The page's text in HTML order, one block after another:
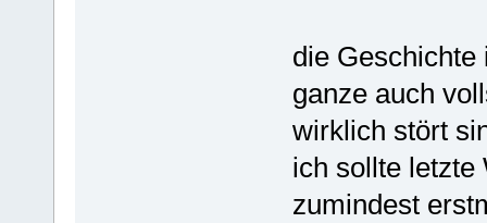
die Geschichte
ganze auch
wirklich stört
ich sollte letzte
zumindest